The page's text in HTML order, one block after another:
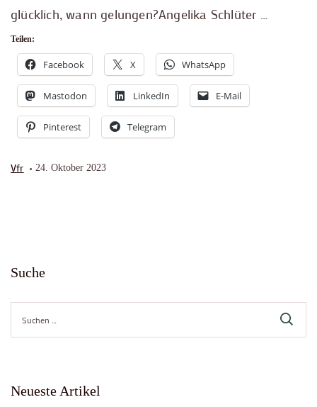
glücklich, wann gelungen?Angelika Schlüter …
Teilen:
Facebook X WhatsApp
Mastodon LinkedIn E-Mail
Pinterest Telegram
Vfr 24. Oktober 2023
Suche
nach:
Neueste Artikel